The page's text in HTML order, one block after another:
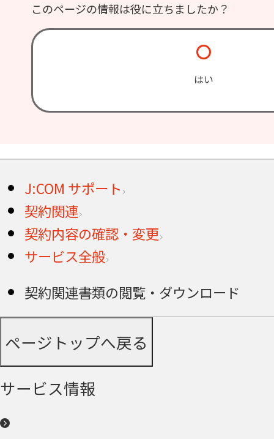
このページの情報は役に立ちましたか？
はい
J:COM サポート
契約関連
契約内容の確認・変更
サービス全般
契約関連書類の閲覧・ダウンロード
ページトップへ戻る
サービス情報